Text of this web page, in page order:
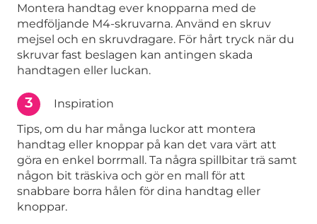
Montera handtag ever knopparna med de
medföljande M4-skruvarna. Använd en skruv
mejsel och en skruvdragare. För hårt tryck när du
skruvar fast beslagen kan antingen skada
handtagen eller luckan.
3
Inspiration
Tips, om du har många luckor att montera
handtag eller knoppar på kan det vara värt att
göra en enkel borrmall. Ta några spillbitar trä samt
någon bit träskiva och gör en mall för att
snabbare borra hålen för dina handtag eller
knoppar.